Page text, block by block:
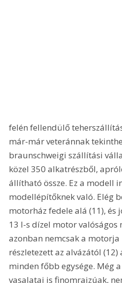
felén fellendülő
már-már veteránnak
braunschweigi szállítási
közel 350 alkatrészből,
állítható össze. Ez a modell
modellépítőknek való. Elég
motorház fedele alá (11), és
13 l-s dízel motor valóságos
azonban nemcsak a motorja
részletezett az alvázától
minden főbb egysége. Még
vasalatai is finomrajzúak,